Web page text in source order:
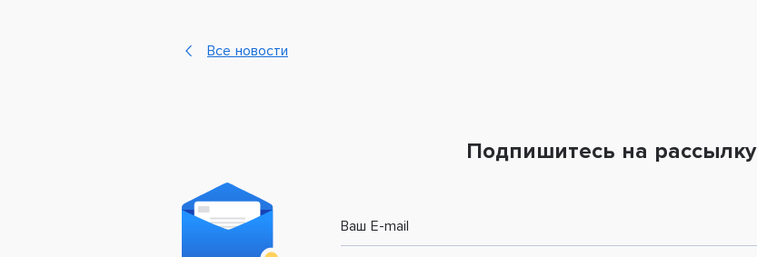
Все новости
Подпишитесь на рассылку
Ваш E-mail